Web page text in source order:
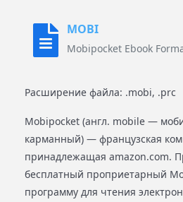
MOBI
Mobipocket Ebook
Расширение файла: .mobi, .prc
Mobipocket (англ. mobile —
карманный) — французская
принадлежащая amazon.com.
бесплатный проприетарный
программу для чтения